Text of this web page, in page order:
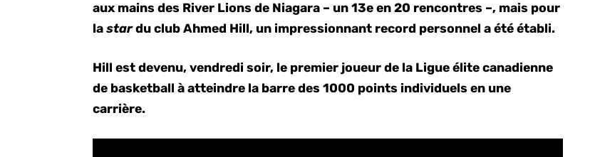
aux mains des River Lions de Niagara – un 13e en 20 rencontres –, mais pour
lastardu club Ahmed Hill, un impressionnant record personnel a été établi.
Hill est devenu, vendredi soir, le premier joueur de la Ligue élite canadienne
de basketball à atteindre la barre des 1000 points individuels en une
carrière.